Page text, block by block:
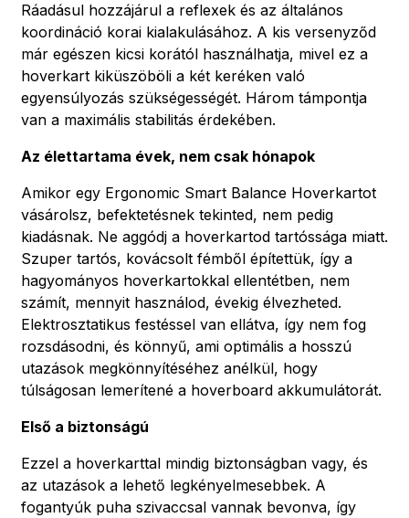
Ráadásul hozzájárul a reflexek és az általános
koordináció korai kialakulásához. A kis versenyződ
már egészen kicsi korától használhatja, mivel ez a
hoverkart kiküszöböli a két keréken való
egyensúlyozás szükségességét. Három támpontja
van a maximális stabilitás érdekében.
Az élettartama évek, nem csak hónapok
Amikor egy Ergonomic Smart Balance Hoverkartot
vásárolsz, befektetésnek tekinted, nem pedig
kiadásnak. Ne aggódj a hoverkartod tartóssága miatt.
Szuper tartós, kovácsolt fémből építettük, így a
hagyományos hoverkartokkal ellentétben, nem
számít, mennyit használod, évekig élvezheted.
Elektrosztatikus festéssel van ellátva, így nem fog
rozsdásodni, és könnyű, ami optimális a hosszú
utazások megkönnyítéséhez anélkül, hogy
túlságosan lemerítené a hoverboard akkumulátorát.
Első a biztonságú
Ezzel a hoverkarttal mindig biztonságban vagy, és
az utazások a lehető legkényelmesebbek. A
fogantyúk puha szivaccsal vannak bevonva, így